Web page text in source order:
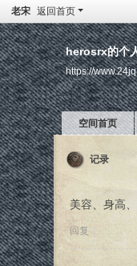
老宋 返回首页
herosrx的个
https://
空间首页
记录
美容、身高
回复